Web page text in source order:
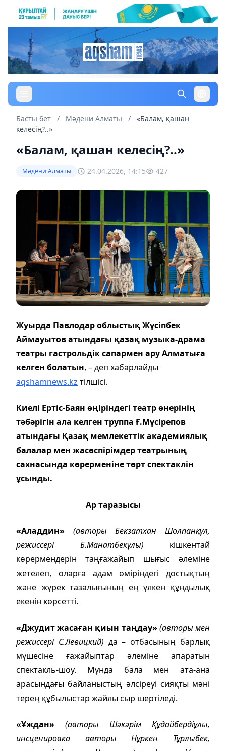
Басты бет / Мәдени Алматы /
«Балам, қашан
келесің?..»
«Балам, қашан келесің?..»
Мәдени Алматы 24.04.2026, 14:15 427
Жуырда Павлодар облыстық Жүсіпбек
Аймауытов атындағы қазақ музыка-драма
театры гастрольдік сапармен ару Алматыға
келген болатын, – деп хабарлайды
aqshamnews.kz тілшісі.
Киелі Ертіс-Баян өңіріндегі театр өнерінің
тәбәрігін ала келген труппа Ғ.Мүсірепов
атындағы Қазақ мемлекеттік академиялық
балалар мен жасөспірімдер театрының
сахнасында көрерменіне төрт спектаклін
ұсынды.
Ар таразысы
«Аладдин»
(авторы Бекзатхан Шолпанқұл,
режиссері Б.Манатбекұлы) кішкентай
көрермендерін таңғажайып шығыс әлеміне
жетелеп, оларға адам өміріндегі достықтың
және жүрек тазалығының ең үлкен құндылық
екенін көрсетті.
«Джудит жасаған қиын таңдау»(авторы мен
режиссері С.Левицкий) да – отбасының барлық
мүшесіне ғажайыптар әлеміне апаратын
спектакль-шоу. Мұнда бала мен ата-ана
арасындағы байланыстың әлсіреуі сияқты мәні
терең құбылыстар жайлы сыр шертіледі.
«Ұждан»
(авторы Шәкәрім Құдайбердіұлы,
инсценировка авторы Нұркен Тұрлыбек,